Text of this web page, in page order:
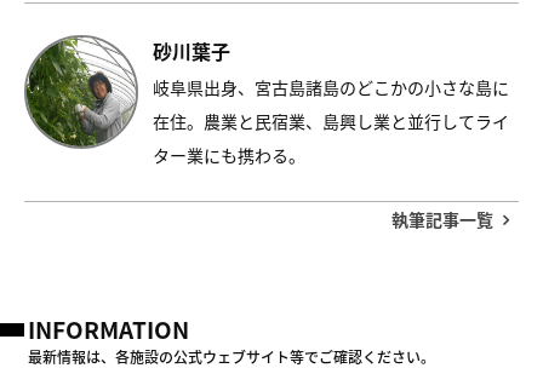
砂川葉子
岐阜県出身、宮古島諸島のどこかの小さな島に
在住。農業と民宿業、島興し業と並行してライ
ター業にも携わる。
執筆記事一覧
INFORMATION
最新情報は、各施設の公式ウェブサイト等でご確認ください。